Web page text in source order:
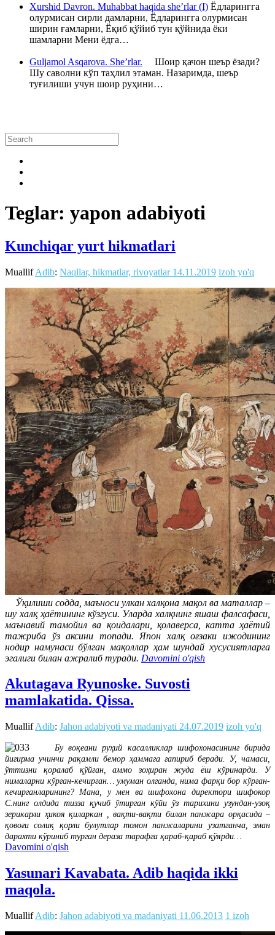
Xurshid Davron. Muhabbat haqida she’rlar (I) Ёдларингга
олурмисан сирли дамларни, Ёдларингга олурмисан
ширин ғамларни, Ёқиб қўйиб тун қўйнида ёки
шамларни Мени ёдга…
Guljamol Asqarova. She’rlar. Шоир қачон шеър ёзади?
Шу саволни кўп таҳлил этаман. Назаримда, шеър
туғилиши учун шоир руҳини…
Teglar: yapon adabiyoti
Kunchiqar yurt hikmatlari
MuallifAdib: Naqllar, hikmatlar, rivoyatlar 14.11.2019 izoh yo'q
Ўқилиши содда, маъноси улкан халқона мақол ва маталлар –
шу халқ ҳаётининг кўзгуси. Уларда халқнинг яшаш фалсафаси,
маънавий тамойил ва қоидалари, қолаверса, катта ҳаётий
тажриба ўз аксини топади. Япон халқ оғзаки ижодининг
нодир намунаси бўлган мақоллар ҳам шундай хусусиятларга
эгалиги билан ажралиб туради. Davomini o'qish
Akutagava Ryunoske. Suvosti
mamlakatida. Qissa.
MuallifAdib: Jahon adabiyoti va madaniyati 24.07.2019 izoh yo'q
Бу воқеани руҳий касалликлар шифохонасининг бирида
йигирма учинчи рақамли бемор ҳаммага гапириб беради. У, чамаси,
ўттизни қоралаб қўйган, аммо зоҳиран жуда ёш кўринарди. У
нималарни кўрган-кечирган… умуман олганда, нима фарқи бор кўрган-
кечирганларининг? Мана, у мен ва шифохона директори шифокор
С.нинг олдида тизза қучиб ўтирган кўйи ўз тарихини узундан-узоқ
зерикарли ҳикоя қиларкан , вақти-вақти билан панжара орқасида –
қовоғи солиқ қорли булутлар томон панжаларини узатганча, эман
дарахти кўриниб турган дераза тарафга қараб-қараб қўярди…
Davomini o'qish
Yasunari Kavabata. Adib haqida ikki
maqola.
MuallifAdib: Jahon adabiyoti va madaniyati 11.06.2013 1 izoh